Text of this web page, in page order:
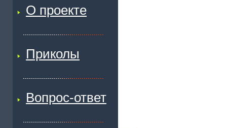
О проекте
Приколы
Вопрос-ответ